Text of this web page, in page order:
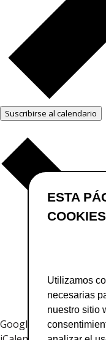
ESTA
COOKIES
Utilizamos
necesarias
nuestro sitio
Suscribirse al calendario
Google Calendar